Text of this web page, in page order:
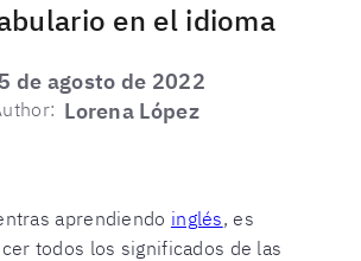
en el idioma
de agosto de 2022
Lorena López
aprendiendo inglés, es
todos los significados de las